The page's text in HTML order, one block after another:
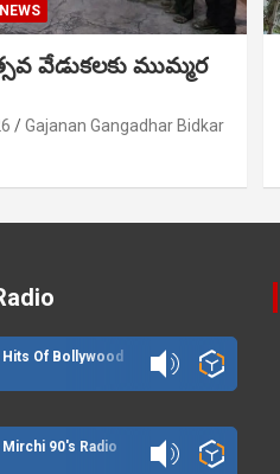
వేడుకలకు ముమ్మర
Gajanan Gangadhar Bidkar
Hits Of Bollywood
Mirchi 90's Radio